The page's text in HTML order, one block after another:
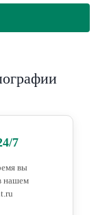
7
вы
нашем